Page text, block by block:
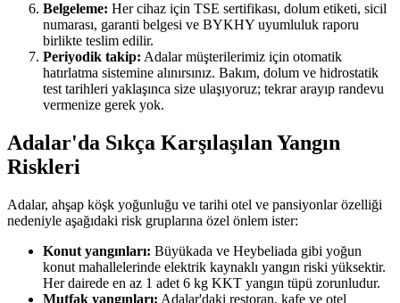
Belgeleme: Her cihaz için TSE sertifikası, dolum etiketi, sicil
numarası, garanti belgesi ve BYKHY uyumluluk raporu
birlikte teslim edilir.
Periyodik takip: Adalar müşterilerimiz için otomatik
hatırlatma sistemine alınırsınız. Bakım, dolum ve hidrostatik
test tarihleri yaklaşınca size ulaşıyoruz; tekrar arayıp randevu
vermenize gerek yok.
Adalar'da Sıkça Karşılaşılan Yangın
Riskleri
Adalar, ahşap köşk yoğunluğu ve tarihi otel ve pansiyonlar özelliği
nedeniyle aşağıdaki risk gruplarına özel önlem ister:
Konut yangınları: Büyükada ve Heybeliada gibi yoğun
konut mahallelerinde elektrik kaynaklı yangın riski yüksektir.
Her dairede en az 1 adet 6 kg KKT yangın tüpü zorunludur.
Mutfak yangınları: Adalar'daki restoran, kafe ve otel